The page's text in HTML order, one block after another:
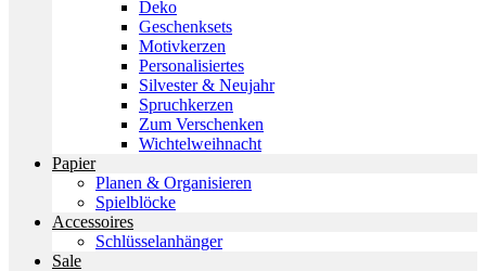
Deko
Geschenksets
Motivkerzen
Personalisiertes
Silvester & Neujahr
Spruchkerzen
Zum Verschenken
Wichtelweihnacht
Papier
Planen & Organisieren
Spielblöcke
Accessoires
Schlüsselanhänger
Sale